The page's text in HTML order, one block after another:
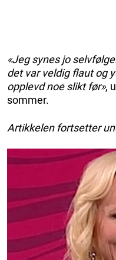
«Jeg synes jo
det var veldig flaut og
opplevd noe slikt før»,
sommer.
Artikkelen fortsetter